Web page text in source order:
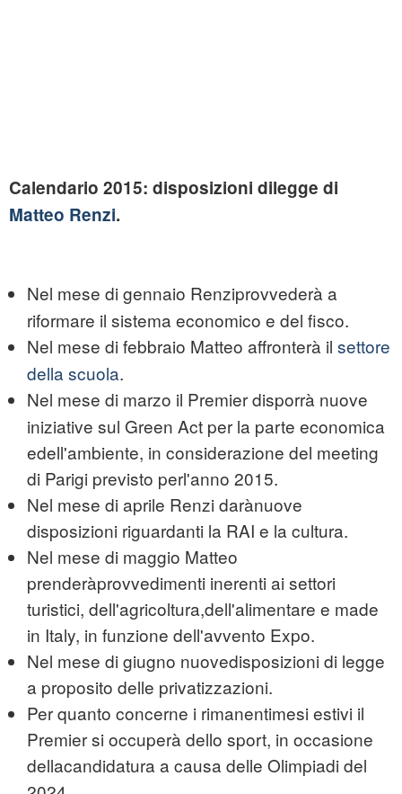
Calendario 2015: disposizioni dilegge di
Matteo Renzi.
Nel mese di gennaio Renziprovvederà a
riformare il sistema economico e del fisco.
Nel mese di febbraio Matteo affronterà il settore
della scuola.
Nel mese di marzo il Premierdisporrà nuove
iniziative sul Green Act per la parte economica
edell'ambiente, in considerazione del meeting
di Parigi previsto perl'anno 2015.
Nel mese di aprile Renzi darànuove
disposizioni riguardanti la RAI e la cultura.
Nel mese di maggio Matteo
prenderàprovvedimenti inerenti ai settori
turistici, dell'agricoltura,dell'alimentare e made
in Italy, in funzione dell'avvento Expo.
Nel mese di giugno nuovedisposizioni di legge
a proposito delle privatizzazioni.
Per quanto concerne i rimanentimesi estivi il
Premier si occuperà dello sport, in occasione
dellacandidatura a causa delle Olimpiadi del